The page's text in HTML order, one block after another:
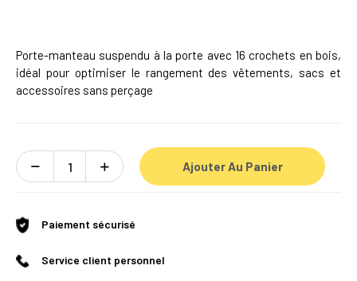
Porte-manteau suspendu à la porte avec 16 crochets en bois,
idéal pour optimiser le rangement des vêtements, sacs et
accessoires sans perçage
Ajouter Au Panier
Paiement sécurisé
Service client personnel